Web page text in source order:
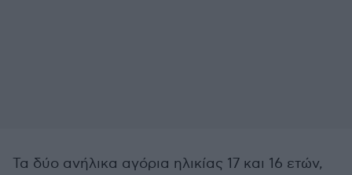
Τα δύο ανήλικα αγόρια ηλικίας 17 και 16 ετών,